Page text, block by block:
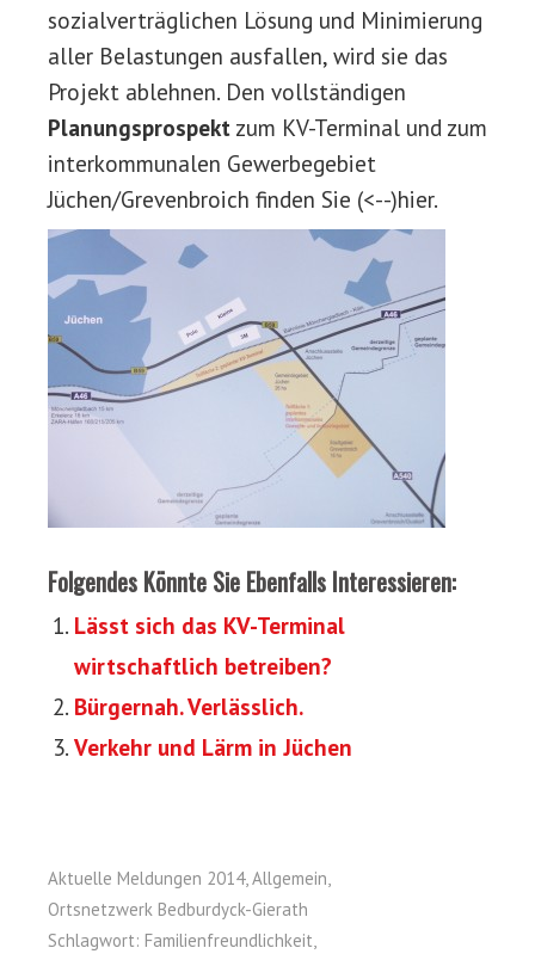
sozialverträglichen Lösung und Minimierung
aller Belastungen ausfallen, wird sie das
Projekt ablehnen. Den vollständigen
Planungsprospekt zum KV-Terminal und zum
interkommunalen Gewerbegebiet
Jüchen/Grevenbroich finden Sie (<--)hier.
Folgendes Könnte Sie Ebenfalls Interessieren:
Lässt sich das KV-Terminal
wirtschaftlich betreiben?
Bürgernah. Verlässlich.
Verkehr und Lärm in Jüchen
Aktuelle Meldungen 2014,Allgemein,
Ortsnetzwerk Bedburdyck-Gierath
Schlagwort: Familienfreundlichkeit,